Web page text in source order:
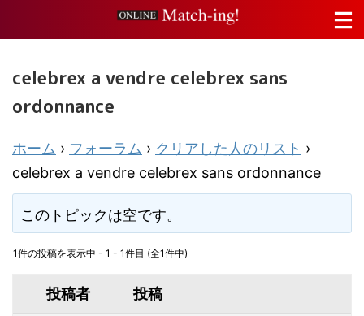
celebrex a vendre celebrex sans
ordonnance
ホーム › フォーラム › クリアした人のリスト ›
celebrex a vendre celebrex sans ordonnance
このトピックは空です。
1件の投稿を表示中 - 1 - 1件目 (全1件中)
投稿者 投稿